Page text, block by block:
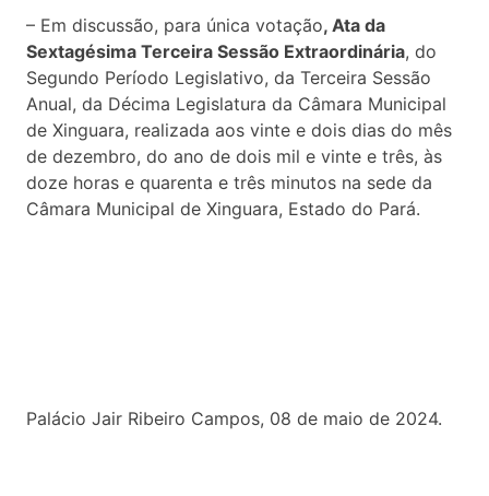
– Em discussão, para única votação, Ata da
Sextagésima Terceira Sessão Extraordinária, do
Segundo Período Legislativo, da Terceira Sessão
Anual, da Décima Legislatura da Câmara Municipal
de Xinguara, realizada aos vinte e dois dias do mês
de dezembro, do ano de dois mil e vinte e três, às
doze horas e quarenta e três minutos na sede da
Câmara Municipal de Xinguara, Estado do Pará.
Palácio Jair Ribeiro Campos, 08 de maio de 2024.